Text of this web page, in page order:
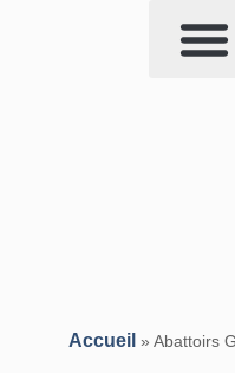
Accueil » Abattoirs